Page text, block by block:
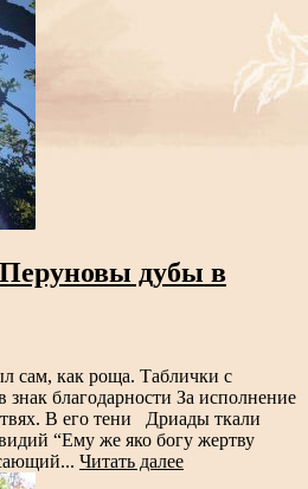
дубы в
сам, как роща. Таблички с
знак благодарности За исполнение
В его тени Дриады ткали
“Ему же яко богу жертву
Читать далее